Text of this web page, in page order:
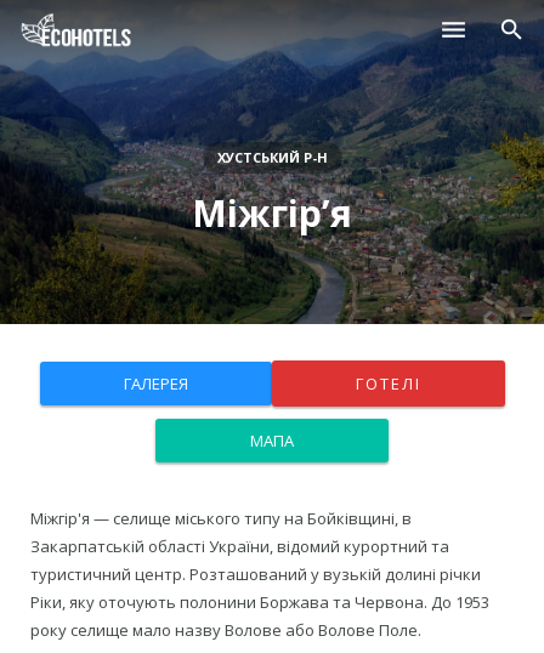
Населені пункти
Курорти
Дитячі табори
Магазини
Нерухомість
Міжгір’я
ХУСТСЬКИЙ Р-Н
ГАЛЕРЕЯ ГОТЕЛІ
МАПА
Міжгір'я — селище міського типу на Бойківщині, в
Закарпатській області України, відомий курортний та
туристичний центр. Розташований у вузькій долині річки
Ріки, яку оточують полонини Боржава та Червона. До 1953
року селище мало назву Волове або Волове Поле.